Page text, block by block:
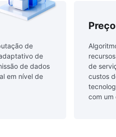
de
de
de dados
em nível de
de
custos
com um